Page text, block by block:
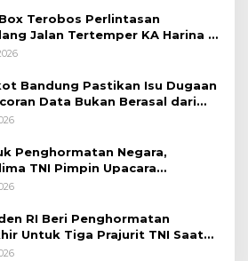
Terobos Perlintasan
Jalan Tertemper KA Harina di
Poncol-Jrakah Semarang
Bandung Pastikan Isu Dugaan
Data Bukan Berasal dari
Disdukcapil
Penghormatan Negara,
TNI Pimpin Upacara
Militer
RI Beri Penghormatan
Untuk Tiga Prajurit TNI Saat
di Bandara Soekarno-